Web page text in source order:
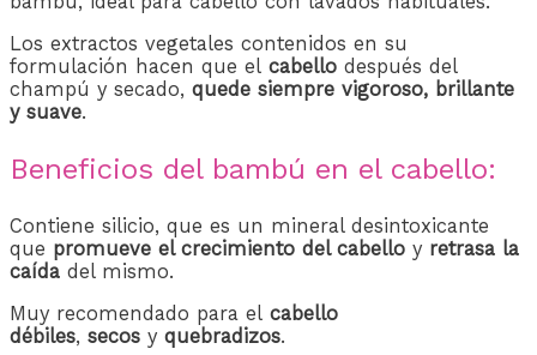
Los extractos vegetales contenidos en su
formulación hacen que el cabello después del
champú y secado, quede siempre vigoroso, brillante
y suave.
Beneficios del bambú en el cabello:
Contiene silicio, que es un mineral desintoxicante
que promueve el crecimiento del cabello y retrasa la
caída del mismo.
Muy recomendado para el cabello
débiles, secos y quebradizos.